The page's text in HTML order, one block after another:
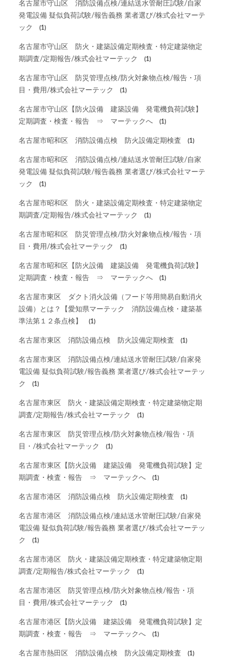
名古屋市守山区 消防設備点検/連結送水管耐圧試験/自家
発電設備 疑似負荷試験/報告義務 業者選び/株式会社マーテ
ック
(1)
名古屋市守山区 防火・建築設備定期検査・特定建築物定
期調査/定期報告/株式会社マーテック
(1)
名古屋市守山区 防災管理点検/防火対象物点検/報告・項
目・費用/株式会社マーテック
(1)
名古屋市守山区【防火設備 建築設備 発電機負荷試験】
定期調査・検査・報告 ⇒ マーテックへ
(1)
名古屋市昭和区 消防設備点検 防火設備定期検査 (1)
名古屋市昭和区 消防設備点検/連結送水管耐圧試験/自家
発電設備 疑似負荷試験/報告義務 業者選び/株式会社マーテ
ック
(1)
名古屋市昭和区 防火・建築設備定期検査・特定建築物定
期調査/定期報告/株式会社マーテック
(1)
名古屋市昭和区 防災管理点検/防火対象物点検/報告・項
目・費用/株式会社マーテック
(1)
名古屋市昭和区【防火設備 建築設備 発電機負荷試験】
定期調査・検査・報告 ⇒ マーテックへ
(1)
名古屋市東区 ダクト消火設備（フード等用簡易自動消火
設備）とは？【愛知県マーテック 消防設備点検・建築基
準法第１２条点検】
(1)
名古屋市東区 消防設備点検 防火設備定期検査 (1)
名古屋市東区 消防設備点検/連結送水管耐圧試験/自家発
電設備 疑似負荷試験/報告義務 業者選び/株式会社マーテッ
ク
(1)
名古屋市東区 防火・建築設備定期検査・特定建築物定期
調査/定期報告/株式会社マーテック
(1)
名古屋市東区 防災管理点検/防火対象物点検/報告・項
目・/株式会社マーテック
(1)
名古屋市東区【防火設備 建築設備 発電機負荷試験】定
期調査・検査・報告 ⇒ マーテックへ
(1)
名古屋市港区 消防設備点検 防火設備定期検査 (1)
名古屋市港区 消防設備点検/連結送水管耐圧試験/自家発
電設備 疑似負荷試験/報告義務 業者選び/株式会社マーテッ
ク
(1)
名古屋市港区 防火・建築設備定期検査・特定建築物定期
調査/定期報告/株式会社マーテック
(1)
名古屋市港区 防災管理点検/防火対象物点検/報告・項
目・費用/株式会社マーテック
(1)
名古屋市港区【防火設備 建築設備 発電機負荷試験】定
期調査・検査・報告 ⇒ マーテックへ
(1)
名古屋市熱田区 消防設備点検 防火設備定期検査 (1)